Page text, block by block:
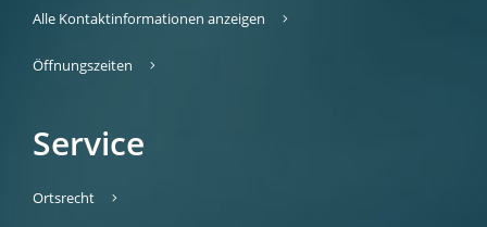
Alle Kontaktinformationen anzeigen
Öffnungszeiten
Service
Ortsrecht